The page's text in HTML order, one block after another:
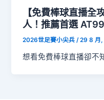
【免費棒球直播全
人！推薦首選
2026世足賽小尖兵/29 8 月
想看免費棒球直播卻不